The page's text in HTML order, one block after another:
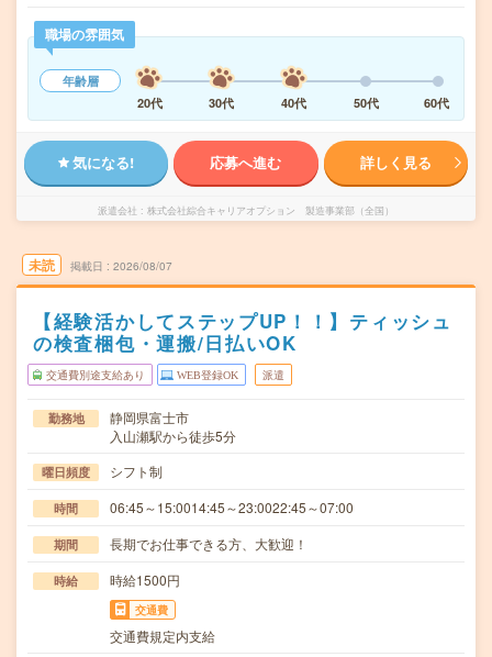
職場の雰囲気
年齢層
20代
30代 40代 50代 60代
気になる! 応募へ進む 詳しく見る
派遣会社 株式会社綜合キャリアオプション 製造事業部（全国）
未読 掲載日 2026/08/07
【経験活かしてステップUP！！】ティッシュ
の検査梱包・運搬/日払いOK
交通費別途支給あり WEB登録OK 派遣
勤務地
静岡県富士市
入山瀬駅から徒歩5分
曜日頻度 シフト制
時間 06:45～15:0014:45～23:0022:45～07:00
期間 長期でお仕事できる方、大歓迎！
時給 時給1500円
交通費
交通費規定内支給